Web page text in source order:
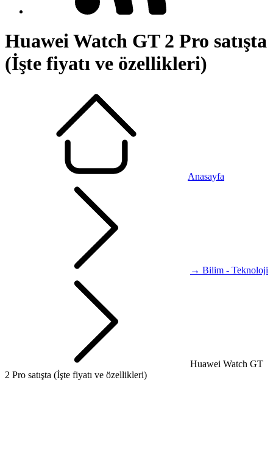
Huawei Watch GT 2 Pro satışta
(İşte fiyatı ve özellikleri)
Anasayfa
→ Bilim - Teknoloji
Huawei Watch GT
2 Pro satışta (İşte fiyatı ve özellikleri)